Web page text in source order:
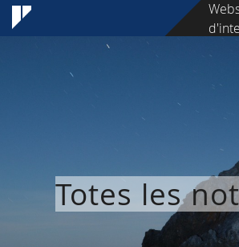
Totes les